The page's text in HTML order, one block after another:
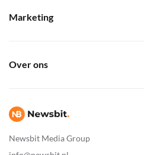
Newsbit Media Group
Marketing
Over ons